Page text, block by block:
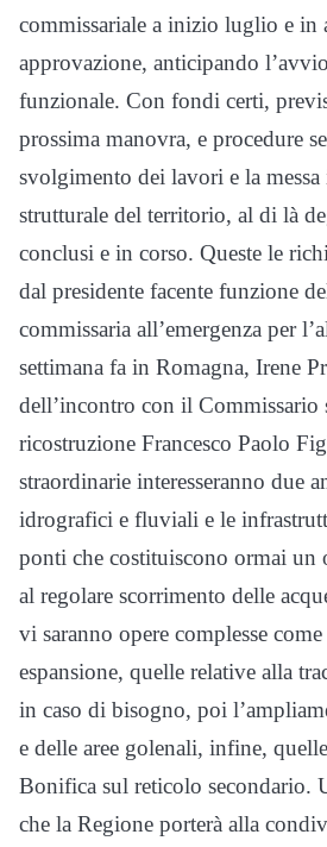
commissariale a inizio luglio e in
approvazione, anticipando
funzionale. Con fondi certi,
prossima manovra, e procedure
svolgimento dei lavori e la messa
strutturale del territorio, al di là
conclusi e in corso. Queste le
dal presidente facente funzione
commissaria all’emergenza per
settimana fa in Romagna, Irene
dell’incontro con il Commissario
ricostruzione Francesco Paolo
straordinarie interesseranno due
idrografici e fluviali e le
ponti che costituiscono ormai un
al regolare scorrimento delle
vi saranno opere complesse come
espansione, quelle relative alla
in caso di bisogno, poi
e delle aree golenali, infine,
Bonifica sul reticolo secondario.
che la Regione porterà alla